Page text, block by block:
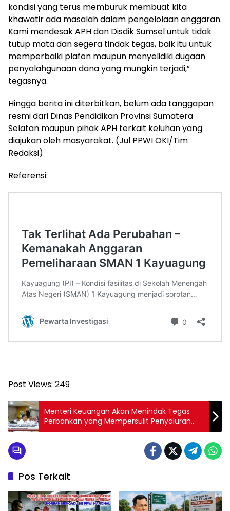
kondisi yang terus memburuk membuat kita
khawatir ada masalah dalam pengelolaan anggaran.
Kami mendesak APH dan Disdik Sumsel untuk tidak
tutup mata dan segera tindak tegas, baik itu untuk
memperbaiki plafon maupun menyelidiki dugaan
penyalahgunaan dana yang mungkin terjadi,”
tegasnya.
Hingga berita ini diterbitkan, belum ada tanggapan
resmi dari Dinas Pendidikan Provinsi Sumatera
Selatan maupun pihak APH terkait keluhan yang
diajukan oleh masyarakat. (Jul PPWI OKI/Tim
Redaksi)
Referensi:
Post Views: 249
Menteri Keuangan Akan Menindak Tegas
Perbankan yang Mempersulit Penyaluran
KUR kepada UMKM
Pos Terkait